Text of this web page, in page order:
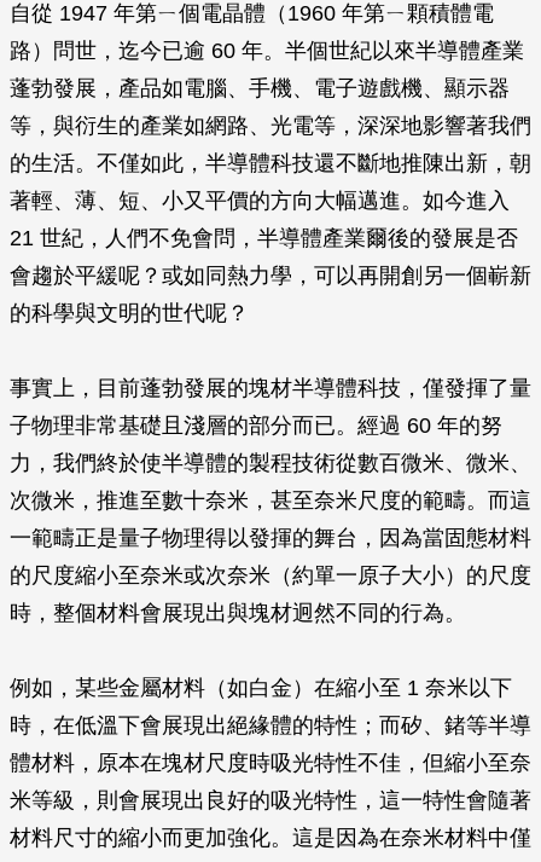
自從 1947 年第ㄧ個電晶體（1960 年第ㄧ顆積體電
路）問世，迄今已逾 60 年。半個世紀以來半導體產業
蓬勃發展，產品如電腦、手機、電子遊戲機、顯示器
等，與衍生的產業如網路、光電等，深深地影響著我們
的生活。不僅如此，半導體科技還不斷地推陳出新，朝
著輕、薄、短、小又平價的方向大幅邁進。如今進入
21 世紀，人們不免會問，半導體產業爾後的發展是否
會趨於平緩呢？或如同熱力學，可以再開創另一個嶄新
的科學與文明的世代呢？
事實上，目前蓬勃發展的塊材半導體科技，僅發揮了量
子物理非常基礎且淺層的部分而已。經過 60 年的努
力，我們終於使半導體的製程技術從數百微米、微米、
次微米，推進至數十奈米，甚至奈米尺度的範疇。而這
一範疇正是量子物理得以發揮的舞台，因為當固態材料
的尺度縮小至奈米或次奈米（約單一原子大小）的尺度
時，整個材料會展現出與塊材迥然不同的行為。
例如，某些金屬材料（如白金）在縮小至 1 奈米以下
時，在低溫下會展現出絕緣體的特性；而矽、鍺等半導
體材料，原本在塊材尺度時吸光特性不佳，但縮小至奈
米等級，則會展現出良好的吸光特性，這一特性會隨著
材料尺寸的縮小而更加強化。這是因為在奈米材料中僅